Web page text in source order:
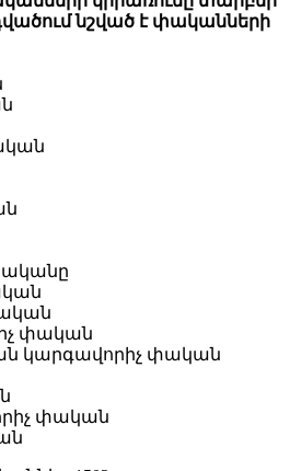
նշված է փականների
փական
կարգավորիչ փական
փական